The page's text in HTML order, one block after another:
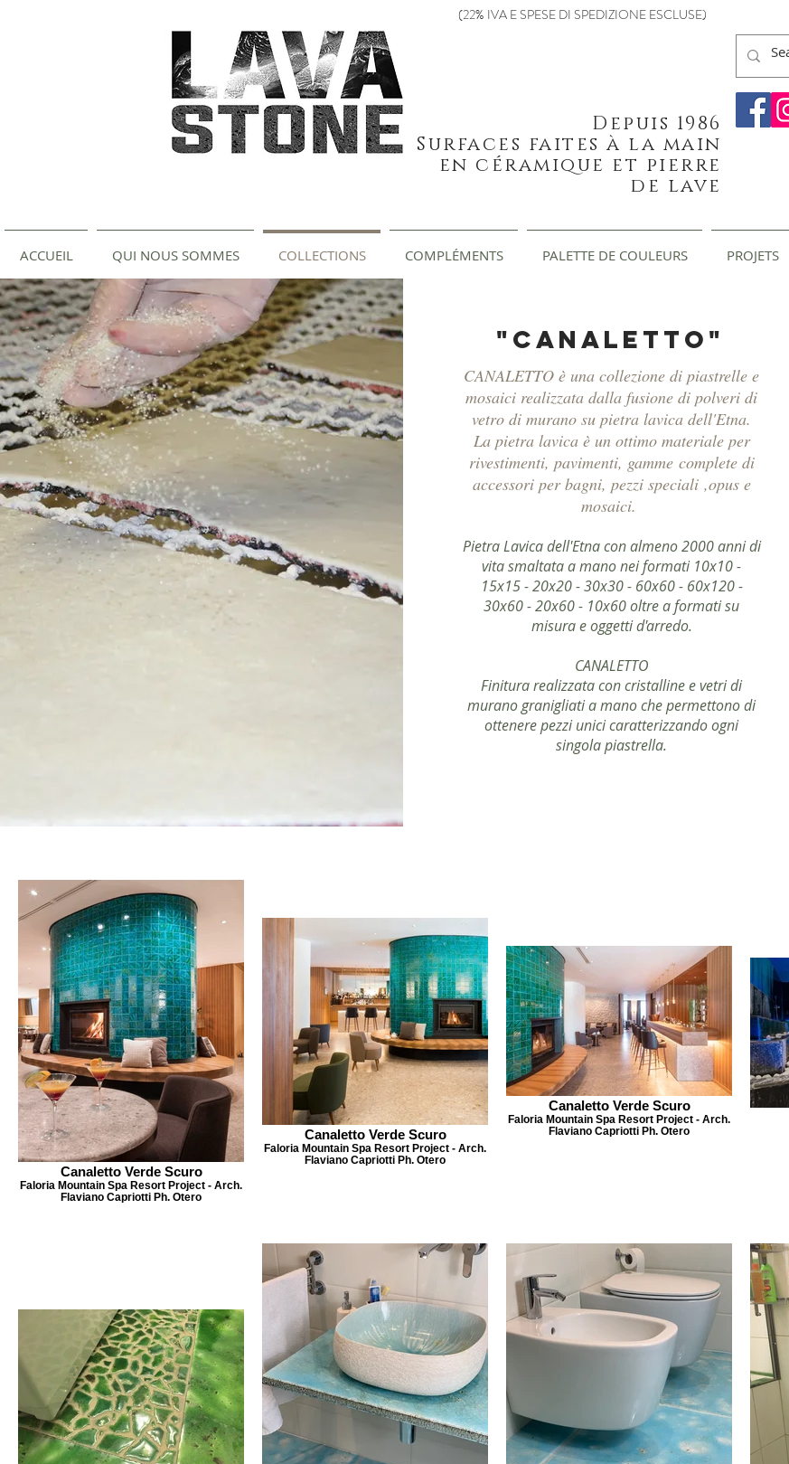
(22% IVA E SPESE DI SPEDIZIONE ESCLUSE)
Depuis 1986
Surfaces faites à la main
en céramique et pierre
de lave
ACCUEIL QUI NOUS SOMMES COLLECTIONS COMPLÉMENTS PALETTE DE COULEURS PROJETS
"CANALETTO"
CANALETTO è una collezione di piastrelle e
mosaici realizzata dalla fusione di polveri di
vetro di murano su pietra lavica dell'Etna.
La pietra lavica è un ottimo materiale per
rivestimenti, pavimenti, gamme complete di
accessori per bagni, pezzi speciali ,opus e
mosaici.
Pietra Lavica dell'Etna con almeno 2000 anni di
vita smaltata a mano nei formati 10x10 -
15x15 - 20x20 - 30x30 - 60x60 - 60x120 -
30x60 - 20x60 - 10x60 oltre a formati su
misura e oggetti d'arredo.
CANALETTO
Finitura realizzata con cristalline e vetri di
murano granigliati a mano che permettono di
ottenere pezzi unici caratterizzando ogni
singola piastrella.
Canaletto Verde Scuro
Faloria Mountain Spa Resort Project - Arch.
Flaviano Capriotti Ph. Otero
Canaletto Verde Scuro
Faloria Mountain Spa Resort Project - Arch.
Flaviano Capriotti Ph. Otero
Canaletto Verde Scuro
Faloria Mountain Spa Resort Project - Arch.
Flaviano Capriotti Ph. Otero